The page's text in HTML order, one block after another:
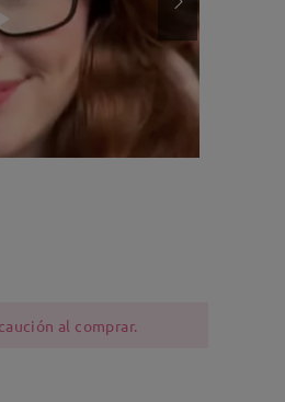
al comprar.